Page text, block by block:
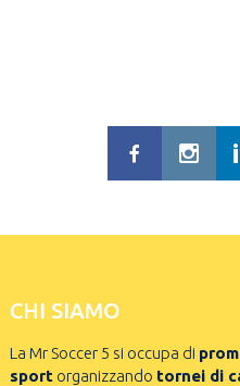
CHI SIAMO
La Mr Soccer 5 si occupa di
sportorganizzando tornei di